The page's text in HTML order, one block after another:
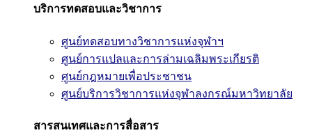
บริการทดสอบและวิชาการ
ศูนย์ทดสอบทางวิชาการแห่งจุฬาฯ
ศูนย์การแปลและการล่ามเฉลิมพระเกียรติ
ศูนย์กฎหมายเพื่อประชาชน
ศูนย์บริการวิชาการแห่งจุฬาลงกรณ์มหาวิทยาลัย
สารสนเทศและการสื่อสาร